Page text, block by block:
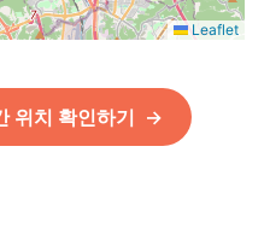
Leaflet
위치 확인하기 →